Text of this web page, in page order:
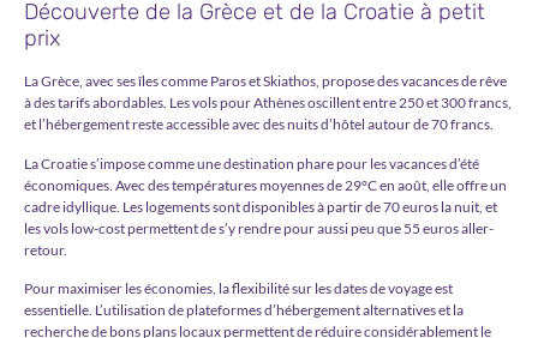
Découverte de la Grèce et de la Croatie à petit
prix
La Grèce, avec ses îles comme Paros et Skiathos, propose des vacances de rêve
à des tarifs abordables. Les vols pour Athènes oscillent entre 250 et 300 francs,
et l’hébergement reste accessible avec des nuits d’hôtel autour de 70 francs.
La Croatie s’impose comme une destination phare pour les vacances d’été
économiques. Avec des températures moyennes de 29°C en août, elle offre un
cadre idyllique. Les logements sont disponibles à partir de 70 euros la nuit, et
les vols low-cost permettent de s’y rendre pour aussi peu que 55 euros aller-
retour.
Pour maximiser les économies, la flexibilité sur les dates de voyage est
essentielle. L’utilisation de plateformes d’hébergement alternatives et la
recherche de bons plans locaux permettent de réduire considérablement le